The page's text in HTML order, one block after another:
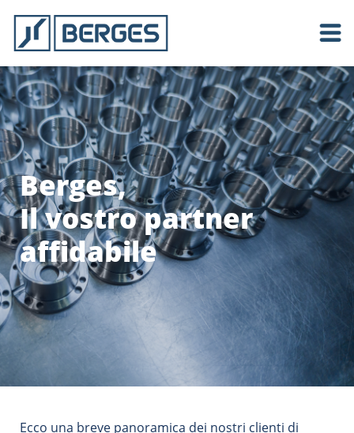
Berges,
Il vostro partner
affidabile
Ecco una breve panoramica dei nostri clienti di